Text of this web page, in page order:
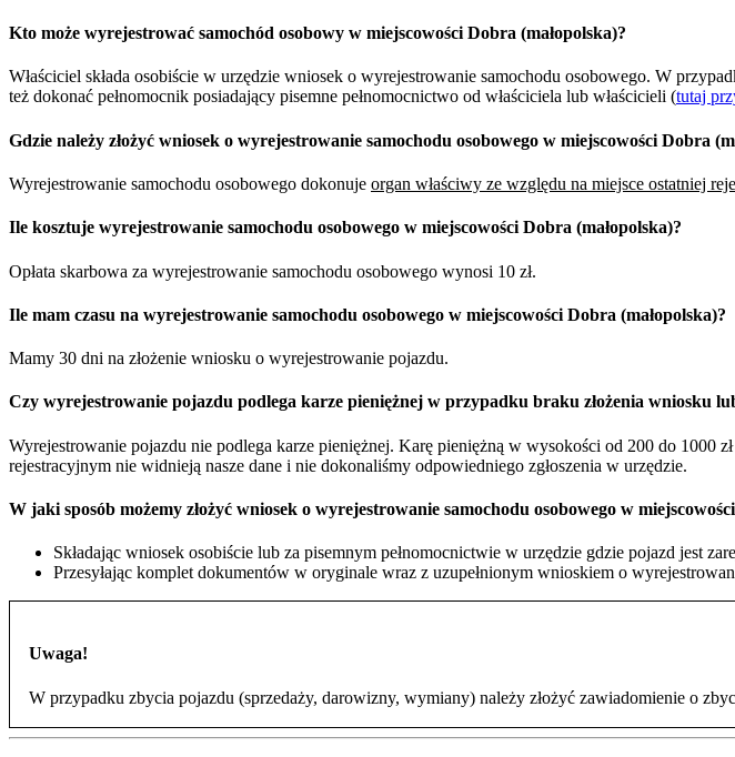
Kto może wyrejestrować samochód osobowy w miejscowości Dobra (małopolska)?
Właściciel składa osobiście w urzędzie wniosek o wyrejestrowanie samochodu osobowego. W
też dokonać pełnomocnik posiadający pisemne pełnomocnictwo od właściciela lub właścicieli (tutaj
Gdzie należy złożyć wniosek o wyrejestrowanie samochodu osobowego w miejscowości Dobra
Wyrejestrowanie samochodu osobowego dokonuje organ właściwy ze względu na miejsce ostatniej
Ile kosztuje wyrejestrowanie samochodu osobowego w miejscowości Dobra (małopolska)?
Opłata skarbowa za wyrejestrowanie samochodu osobowego wynosi 10 zł.
Ile mam czasu na wyrejestrowanie samochodu osobowego w miejscowości Dobra (małopolska)?
Mamy 30 dni na złożenie wniosku o wyrejestrowanie pojazdu.
Czy wyrejestrowanie pojazdu podlega karze pieniężnej w przypadku braku złożenia wniosku
Wyrejestrowanie pojazdu nie podlega karze pieniężnej. Karę pieniężną w wysokości od 200 do
rejestracyjnym nie widnieją nasze dane i nie dokonaliśmy odpowiedniego zgłoszenia w urzędzie.
W jaki sposób możemy złożyć wniosek o wyrejestrowanie samochodu osobowego w
Składając wniosek osobiście lub za pisemnym pełnomocnictwie w urzędzie gdzie pojazd jest
Przesyłając komplet dokumentów w oryginale wraz z uzupełnionym wnioskiem o
Uwaga!
W przypadku zbycia pojazdu (sprzedaży, darowizny, wymiany) należy złożyć zawiadomienie o